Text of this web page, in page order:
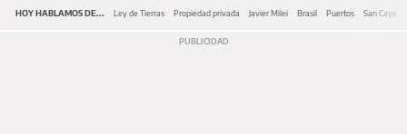
HOY HABLAMOS DE... Ley de Tierras Propiedad privada Javier Milei Brasil Puertos San